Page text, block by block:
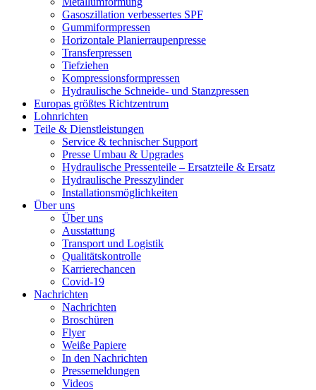
Gasoszillation verbessertes SPF
Gummiformpressen
Horizontale Planierraupenpresse
Transferpressen
Tiefziehen
Kompressionsformpressen
Hydraulische Schneide- und Stanzpressen
Europas größtes Richtzentrum
Lohnrichten
Teile & Dienstleistungen
Service & technischer Support
Presse Umbau & Upgrades
Hydraulische Pressenteile – Ersatzteile & Ersatz
Hydraulische Presszylinder
Installationsmöglichkeiten
Über uns
Über uns
Ausstattung
Transport und Logistik
Qualitätskontrolle
Karrierechancen
Covid-19
Nachrichten
Nachrichten
Broschüren
Flyer
Weiße Papiere
In den Nachrichten
Pressemeldungen
Videos